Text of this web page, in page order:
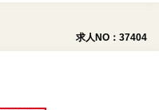
求人NO：37404